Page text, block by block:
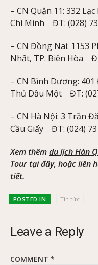
– CN Quận 11: 332
Chí Minh ĐT: (028) 73
– CN Đồng Nai: 1153
Nhất, TP. Biên Hòa
– CN Bình Dương:
Thủ Dầu Một ĐT:
– CN Hà Nội: 3 Trần
Cầu Giấy ĐT: (024) 73
Xem thêmdu lịch Hàn
Tour tại đây, hoặc liên
tiết.
POSTED IN Tin tức
Leave a Reply
COMMENT *